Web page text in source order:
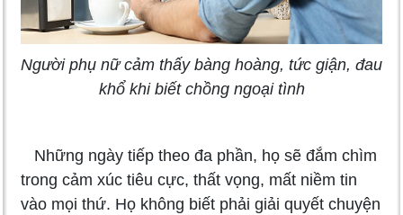
Người phụ nữ cảm thấy bàng hoàng, tức giận, đau
khổ khi biết chồng ngoại tình
Những ngày tiếp theo đa phần, họ sẽ đắm chìm
trong cảm xúc tiêu cực, thất vọng, mất niềm tin
vào mọi thứ. Họ không biết phải giải quyết chuyện